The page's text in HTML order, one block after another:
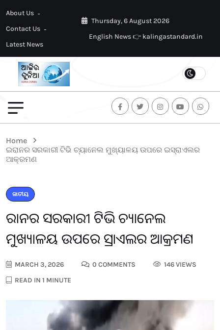
About Us
Contact Us
Latest News
Thursday, 6 August 2026
English News 👉 kalingastandard.in
Home
ଇରାନର ସରକାରୀ ଟିଭି ଚ୍ୟାନେଲ ମୁଖ୍ୟାଳୟ ଉପରେ ଇସ୍ରାଏଲର
ଆକ୍ରମଣ
ଜାତୀୟ
ଇରାନର ସରକାରୀ ଟିଭି ଚ୍ୟାନେଲ
ମୁଖ୍ୟାଳୟ ଉପରେ ଇସ୍ରାଏଲର ଆକ୍ରମଣ
MARCH 3, 2026 0 COMMENTS
146 VIEWS
READ IN 1 MINUTE